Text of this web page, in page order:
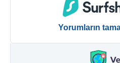
Yorumların